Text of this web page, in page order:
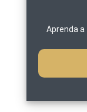
Aprenda